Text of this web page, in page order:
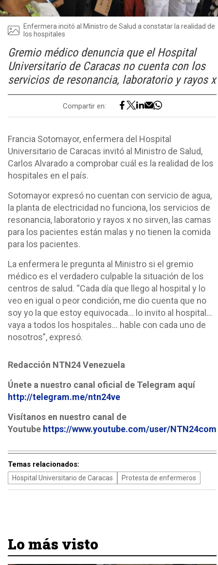
Enfermera incitó al Ministro de Salud a constatar la realidad de
los hospitales
Gremio médico denuncia que el Hospital
Universitario de Caracas no cuenta con los
servicios de resonancia, laboratorio y rayos x
Compartir en:
Francia Sotomayor, enfermera del Hospital
Universitario de Caracas invitó al Ministro de Salud,
Carlos Alvarado a comprobar cuál es la realidad de los
hospitales en el país.
Sotomayor expresó no cuentan con servicio de agua,
la planta de electricidad no funciona, los servicios de
resonancia, laboratorio y rayos x no sirven, las camas
para los pacientes están malas y no tienen la comida
para los pacientes.
La enfermera le pregunta al Ministro si el gremio
médico es el verdadero culpable la situación de los
centros de salud. “Cada día que llego al hospital y lo
veo en igual o peor condición, me dio cuenta que no
soy yo la que estoy equivocada… lo invito al hospital…
vaya a todos los hospitales… hable con cada uno de
nosotros”, expresó.
Redacción NTN24 Venezuela
Únete a nuestro canal oficial de Telegram aquí
http://telegram.me/ntn24ve
Visítanos en nuestro canal de
Youtube https://www.youtube.com/user/NTN24com
Temas relacionados:
Hospital Universitario de Caracas Protesta de enfermeros
Lo más visto